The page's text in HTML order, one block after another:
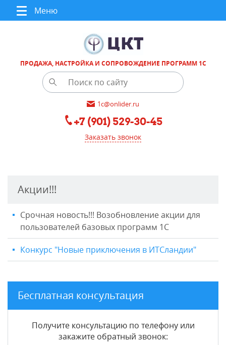
Меню
ПРОДАЖА, НАСТРОЙКА И СОПРОВОЖДЕНИЕ ПРОГРАММ 1С
1c@onlider.ru
+7 (901) 529-30-45
Заказать звонок
Акции!!!
Срочная новость!!! Возобновление акции для
пользователей базовых программ 1С
Конкурс "Новые приключения в ИТСландии"
Бесплатная консультация
Получите консультацию по телефону или
закажите обратный звонок: